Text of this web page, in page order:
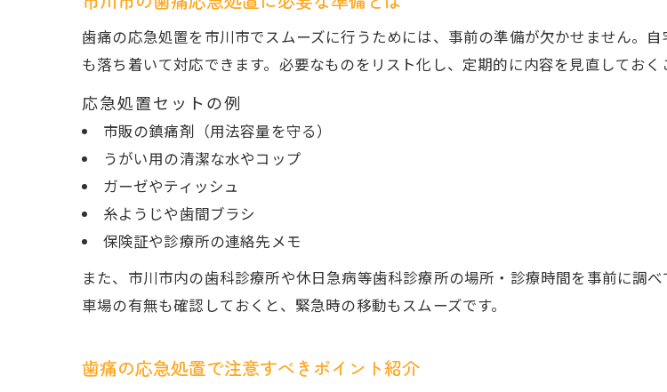
歯痛の応急処置を市川市でスムーズに行うためには、事前の準備が欠かせません。
も落ち着いて対応できます。必要なものをリスト化し、定期的に内容を見直しておく
応急処置セットの例
市販の鎮痛剤（用法容量を守る）
うがい用の清潔な水やコップ
ガーゼやティッシュ
糸ようじや歯間ブラシ
保険証や診療所の連絡先メモ
また、市川市内の歯科診療所や休日急病等歯科診療所の場所・診療時間を事前に調
車場の有無も確認しておくと、緊急時の移動もスムーズです。
歯痛の応急処置で注意すべきポイント紹介